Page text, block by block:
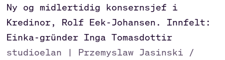
Ny og midlertidig konsernsjef i
Kredinor, Rolf Eek-Johansen. Innfelt:
Einka-gründer Inga Tomasdottir
studioelan | Przemyslaw Jasinski /